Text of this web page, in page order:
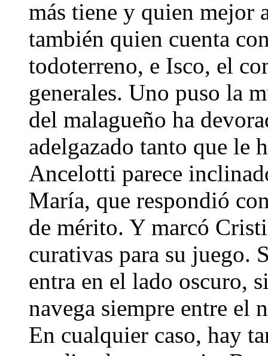
más tiene y quien mejor
también quien cuenta
todoterreno, e Isco, el
generales. Uno puso la
del malagueño ha
adelgazado tanto que le
Ancelotti parece
María, que respondió
de mérito. Y marcó
curativas para su juego.
entra en el lado oscuro,
navega siempre entre el
En cualquier caso, hay